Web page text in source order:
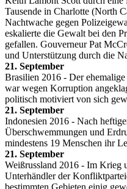
Tausende in Charlotte (North
Nachtwache gegen
eskalierte die Gewalt bei den
gefallen. Gouverneur Pat
und Unterstützung durch die
21. September
Brasilien 2016 - Der
war wegen Korruption
politisch motiviert von sich
21. September
Indonesien 2016 - Nach
Überschwemmungen und
mindestens 19 Menschen ihr
21. September
Weißrussland 2016 - Im Krieg
Unterhändler der
bestimmten Gebieten einig